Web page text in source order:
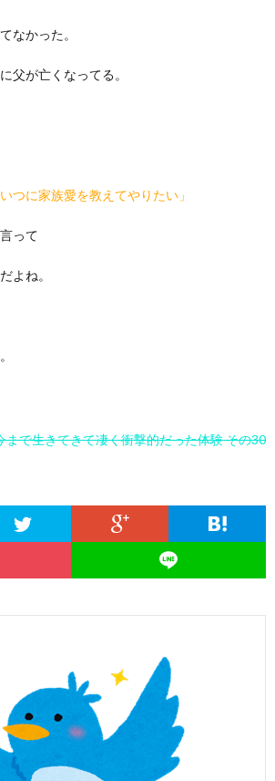
なかった。
父が亡くなってる。
つに家族愛を教えてやりたい」
って
よね。
まで生きてきて凄く衝撃的だった体験 その30